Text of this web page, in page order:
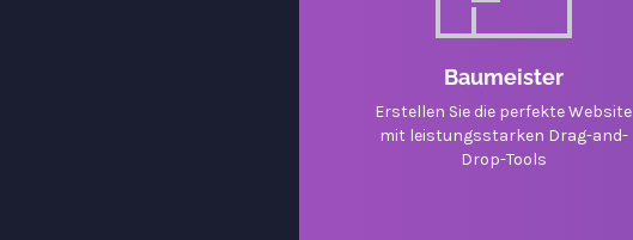
Baumeister
Erstellen Sie die perfekte Website
mit leistungsstarken Drag-and-
Drop-Tools